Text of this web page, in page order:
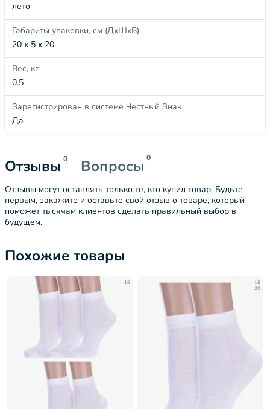
лето
Габариты упаковки, см (ДхШхВ)
20 x 5 x 20
Вес, кг
0.5
Зарегистрирован в системе Честный Знак
Да
Отзывы 0 Вопросы 0
Отзывы могут оставлять только те, кто купил товар. Будьте
первым, закажите и оставьте свой отзыв о товаре, который
поможет тысячам клиентов сделать правильный выбор в
будущем.
Похожие товары
18
18
20